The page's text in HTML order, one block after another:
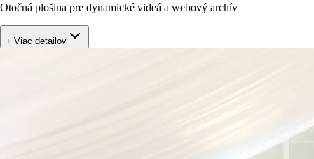
Otočná plošina pre dynamické videá a webový archív
+ Viac detailov